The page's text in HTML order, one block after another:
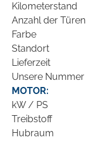
Kilometerstand
Anzahl der Türen
Farbe
Standort
Lieferzeit
Unsere Nummer
MOTOR:
kW / PS
Treibstoff
Hubraum